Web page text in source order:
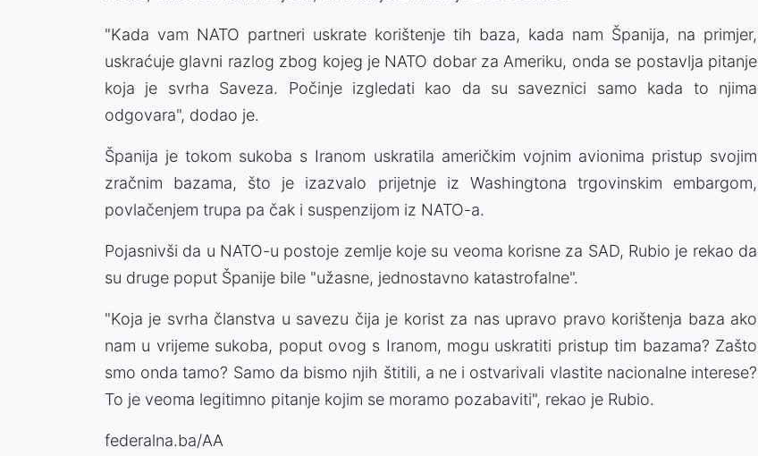
"Kada vam NATO partneri uskrate korištenje tih baza, kada nam Španija, na primjer,
uskraćuje glavni razlog zbog kojeg je NATO dobar za Ameriku, onda se postavlja pitanje
koja je svrha Saveza. Počinje izgledati kao da su saveznici samo kada to njima
odgovara", dodao je.
Španija je tokom sukoba s Iranom uskratila američkim vojnim avionima pristup svojim
zračnim bazama, što je izazvalo prijetnje iz Washingtona trgovinskim embargom,
povlačenjem trupa pa čak i suspenzijom iz NATO-a.
Pojasnivši da u NATO-u postoje zemlje koje su veoma korisne za SAD, Rubio je rekao da
su druge poput Španije bile "užasne, jednostavno katastrofalne".
"Koja je svrha članstva u savezu čija je korist za nas upravo pravo korištenja baza ako
nam u vrijeme sukoba, poput ovog s Iranom, mogu uskratiti pristup tim bazama? Zašto
smo onda tamo? Samo da bismo njih štitili, a ne i ostvarivali vlastite nacionalne interese?
To je veoma legitimno pitanje kojim se moramo pozabaviti", rekao je Rubio.
federalna.ba/AA